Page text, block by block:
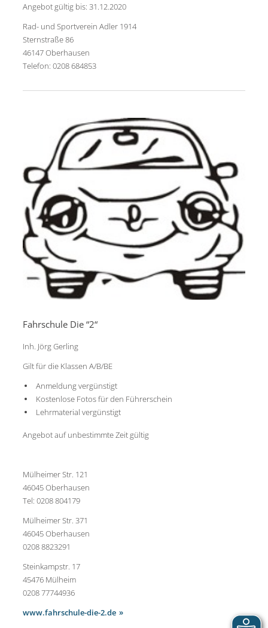
Angebot gültig bis: 31.12.2020
Rad- und Sportverein Adler 1914
Sternstraße 86
46147 Oberhausen
Telefon: 0208 684853
Fahrschule Die “2“
Inh. Jörg Gerling
Gilt für die Klassen A/B/BE
Anmeldung vergünstigt
Kostenlose Fotos für den Führerschein
Lehrmaterial vergünstigt
Angebot auf unbestimmte Zeit gültig
Mülheimer Str. 121
46045 Oberhausen
Tel: 0208 804179
Mülheimer Str. 371
46045 Oberhausen
0208 8823291
Steinkampstr. 17
45476 Mülheim
0208 77744936
www.fahrschule-die-2.de